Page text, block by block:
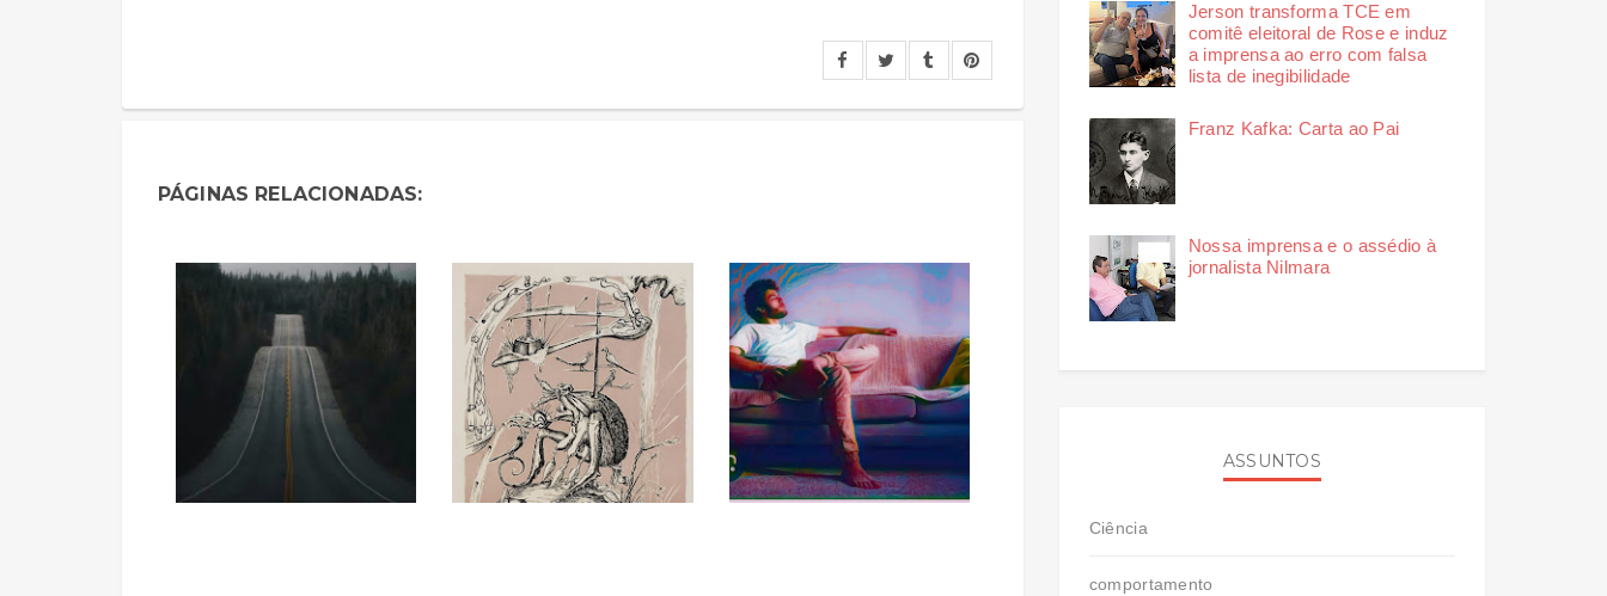
PÁGINAS RELACIONADAS:
Jerson transforma TCE em
comitê eleitoral de Rose e induz
a imprensa ao erro com falsa
lista de inegibilidade
Franz Kafka: Carta ao Pai
Nossa imprensa e o assédio à
jornalista Nilmara
ASSUNTOS
Ciência
comportamento